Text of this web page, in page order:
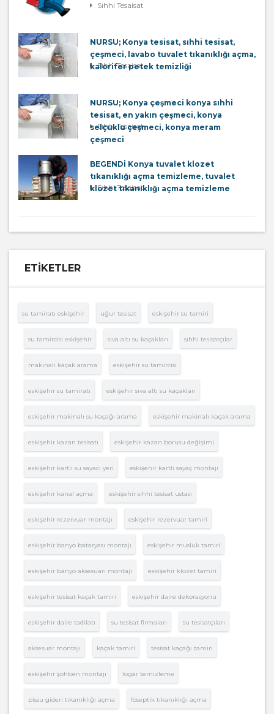
Sıhhi Tesaisat
NURSU; Konya tesisat, sıhhi tesisat,
çeşmeci, lavabo tuvalet tıkanıklığı açma,
kalorifer petek temizliği
Sıhhi Tesaisat
NURSU; Konya çeşmeci konya sıhhi
tesisat, en yakın çeşmeci, konya
selçuklu çeşmeci, konya meram
çeşmeci
Sıhhi Tesaisat
BEGENDİ Konya tuvalet klozet
tıkanıklığı açma temizleme, tuvalet
klozet tıkanıklığı açma temizleme
Sıhhi Tesaisat
ETIKETLER
su tamiratı eskişehir uğur tesisat eskişehir su tamiri
su tamircisi eskişehir sıva altı su kaçakları sıhhi tesisatçılar
makinalı kaçak arama eskişehir su tamircisi
eskişehir su tamiratı eskişehir sıva altı su kaçakları
eskişehir makinalı su kaçağı arama eskişehir makinalı kaçak arama
eskişehir kazan tesisatı eskişehir kazan borusu değişimi
eskişehir kartlı su sayacı yeri eskişehir kartlı sayaç montajı
eskişehir kanal açma eskişehir sıhhi tesisat ustası
eskişehir rezervuar montajı eskişehir rezervuar tamiri
eskişehir banyo bataryası montajı eskişehir musluk tamiri
eskişehir banyo aksesuarı montajı eskişehir klozet tamiri
eskişehir tesisat kaçak tamiri eskişehir daire dekorasyonu
eskişehir daire tadilatı su tesisat firmaları su tesisatçıları
aksesuar montajı kaçak tamiri tesisat kaçağı tamiri
eskişehir şohben montajı logar temizleme
pissu gideri tıkanıklığı açma foseptik tıkanıklığı açma